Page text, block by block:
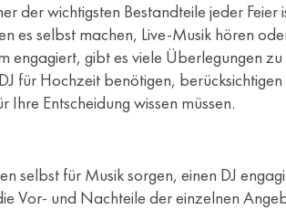
der wichtigsten Bestandteile jeder
selbst machen, Live-Musik hören
engagiert, gibt es viele Überlegungen
für Hochzeit benötigen,
Entscheidung wissen müssen.
selbst für Musik sorgen, einen DJ
Vor- und Nachteile der einzelnen